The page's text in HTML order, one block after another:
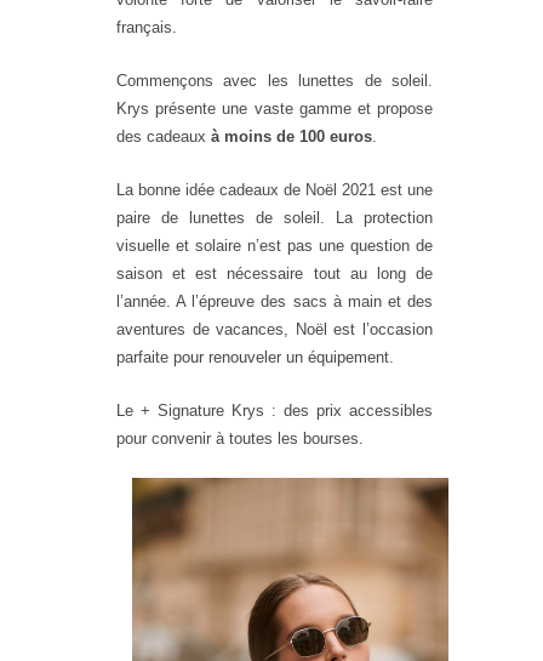
français.
Commençons avec les lunettes de soleil.
Krys présente une vaste gamme et propose
des cadeaux à moins de 100 euros.
La bonne idée cadeaux de Noël 2021 est une
paire de lunettes de soleil. La protection
visuelle et solaire n’est pas une question de
saison et est nécessaire tout au long de
l’année. A l’épreuve des sacs à main et des
aventures de vacances, Noël est l’occasion
parfaite pour renouveler un équipement.
Le + Signature Krys : des prix accessibles
pour convenir à toutes les bourses.